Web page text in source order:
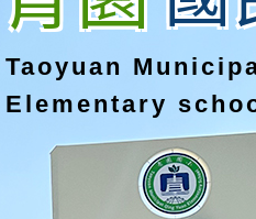
Taoyuan
Elementary